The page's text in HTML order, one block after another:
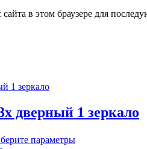
в этом браузере для
дверный 1 зеркало
параметрыЭтот